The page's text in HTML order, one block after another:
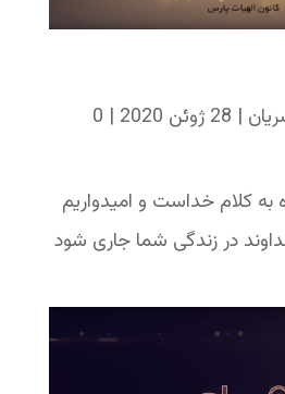
| 28 ژوئن 2020
| 0
به کلام خداست و امیدواریم
در زندگی شما جاری شود